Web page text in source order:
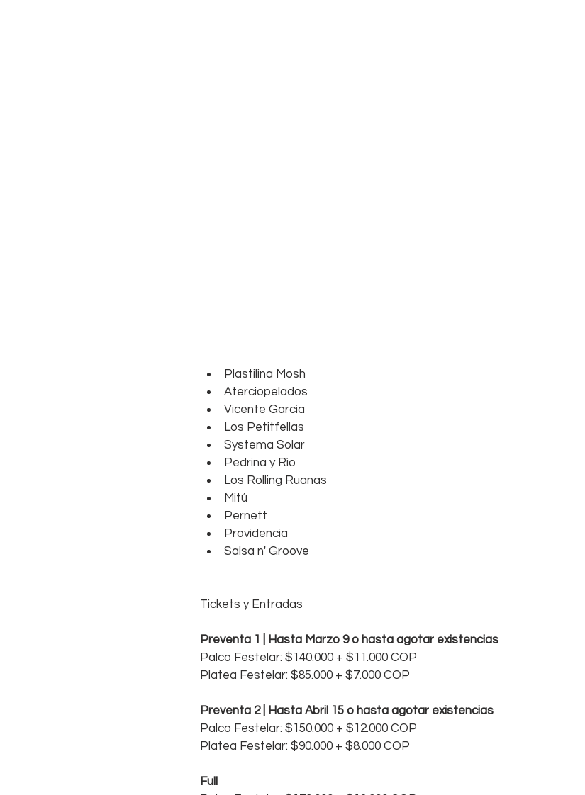
Plastilina Mosh
Aterciopelados
Vicente García
Los Petitfellas
Systema Solar
Pedrina y Río
Los Rolling Ruanas
Mitú
Pernett
Providencia
Salsa n' Groove
Tickets y Entradas
Preventa 1 | Hasta Marzo 9 o hasta agotar existencias
Palco Festelar: $140.000 + $11.000 COP
Platea Festelar: $85.000 + $7.000 COP
Preventa 2 | Hasta Abril 15 o hasta agotar existencias
Palco Festelar: $150.000 + $12.000 COP
Platea Festelar: $90.000 + $8.000 COP
Full